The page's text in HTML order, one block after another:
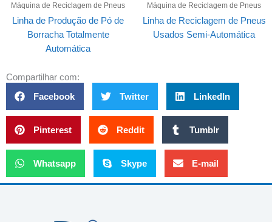
Máquina de Reciclagem de Pneus
Linha de Produção de Pó de
Borracha Totalmente
Automática
Máquina de Reciclagem de Pneus
Linha de Reciclagem de Pneus
Usados Semi-Automática
Compartilhar com:
Facebook Twitter LinkedIn
Pinterest Reddit Tumblr
Whatsapp Skype E-mail